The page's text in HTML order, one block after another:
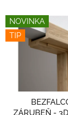
NOVINKA
TIP
ZÁRUBEŇ -